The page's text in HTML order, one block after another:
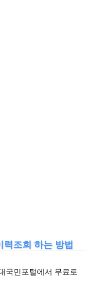
조회 하는 방법
국민포털에서 무료로